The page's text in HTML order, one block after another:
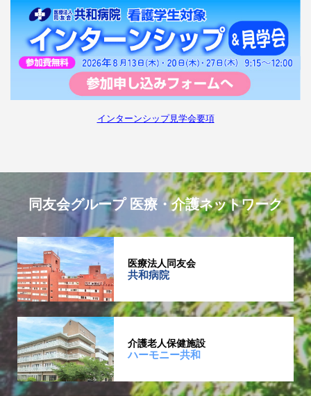
インターンシップ見学会要項
同友会グループ 医療・介護ネットワーク
医療法人同友会
共和病院
介護老人保健施設
ハーモニー共和